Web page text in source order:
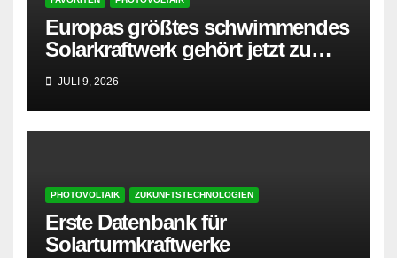
Europas größtes schwimmendes
Solarkraftwerk gehört jetzt zu
AMPYR
JULI 9, 2026
PHOTOVOLTAIK ZUKUNFTSTECHNOLOGIEN
Erste Datenbank für
Solarturmkraftwerke